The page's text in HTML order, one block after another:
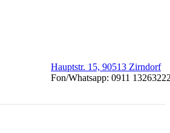
Hauptstr. 15, 90513 Zirndorf
Fon/Whatsapp: 0911